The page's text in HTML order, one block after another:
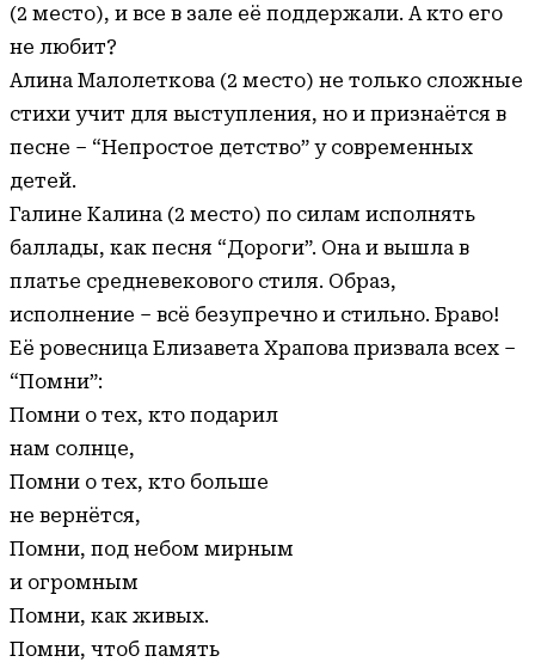
(2 место), и все в зале её поддержали. А кто его
не любит?
Алина Малолеткова (2 место) не только сложные
стихи учит для выступления, но и признаётся в
песне – “Непростое детство” у современных
детей.
Галине Калина (2 место) по силам исполнять
баллады, как песня “Дороги”. Она и вышла в
платье средневекового стиля. Образ,
исполнение – всё безупречно и стильно. Браво!
Её ровесница Елизавета Храпова призвала всех –
“Помни”:
Помни о тех, кто подарил
нам солнце,
Помни о тех, кто больше
не вернётся,
Помни, под небом мирным
и огромным
Помни, как живых.
Помни, чтоб память